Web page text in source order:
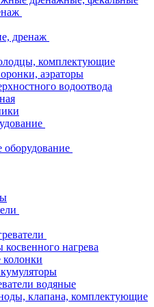
дренаж
комплектующие
аэраторы
водоотвода
оборудование
косвенного нагрева
колонки
водяные
клапана, комплектующие